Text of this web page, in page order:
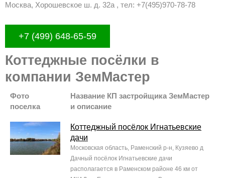
Москва, Хорошевское ш. д. 32а , тел: +7(495)970-78-78
+7 (499) 648-65-59
Коттеджные посёлки в
компании ЗемМастер
Фото
поселка
Название КП застройщика ЗемМастер
и описание
Коттеджный посёлок Игнатьевские
дачи
Московская область, Раменский р-н, Кузяево д
Дачный посёлок Игнатьевские дачи
располагается в Раменском районе 46 км от